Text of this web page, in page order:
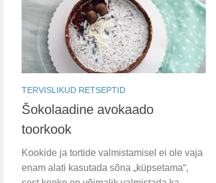
TERVISLIKUD RETSEPTID
Šokolaadine avokaado
toorkook
Kookide ja tortide valmistamisel ei ole vaja
enam alati kasutada sõna „küpsetama“,